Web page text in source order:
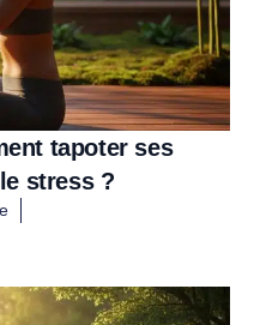
tapoter ses
stress ?